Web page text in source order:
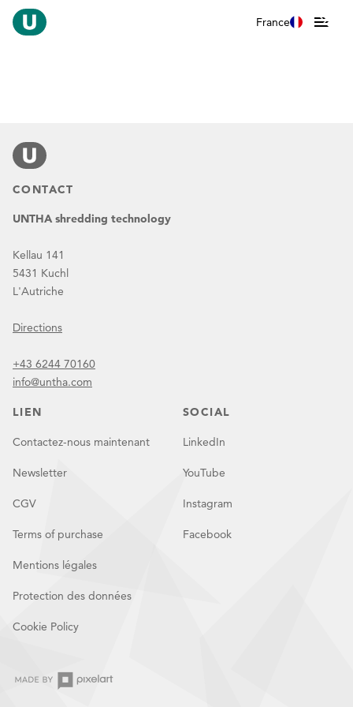
France
CONTACT
UNTHA shredding technology
Kellau 141
5431 Kuchl
L'Autriche
Directions
+43 6244 70160
info@untha.com
LIEN
Contactez-nous maintenant
Newsletter
CGV
Terms of purchase
Mentions légales
Protection des données
Cookie Policy
SOCIAL
LinkedIn
YouTube
Instagram
Facebook